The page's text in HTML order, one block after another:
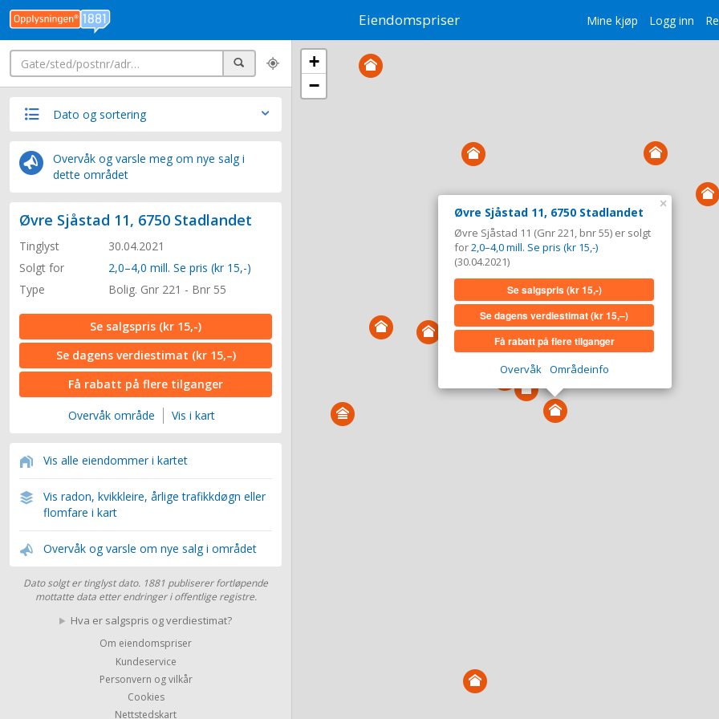
Mine kjøp Logg inn
Eiendomspriser
Søk
Dato og sortering
Overvåk og varsle meg om nye salg i
dette området
Øvre Sjåstad 11, 6750 Stadlandet
Tinglyst
30.04.2021
Solgt for
2,0–4,0 mill. Se pris (kr 15,-)
Type
Bolig. Gnr 221 - Bnr 55
Se salgspris (kr 15,-)
Se dagens verdiestimat (kr 15,–)
Få rabatt på flere tilganger
Overvåk område Vis i kart
Vis alle eiendommer i kartet
Vis radon, kvikkleire, årlige trafikkdøgn eller
flomfare i kart
Overvåk og varsle om nye salg i området
Dato solgt er tinglyst dato. 1881 publiserer fortløpende
mottatte data etter endringer i offentlige registre.
Hva er salgspris og verdiestimat?
Om eiendomspriser
Kundeservice
Personvern og vilkår
Cookies
Nettstedskart
Øvre Sjåstad 11, 6750 Stadlandet
Øvre Sjåstad 11 (Gnr 221, bnr 55) er solgt
for2,0–4,0 mill. Se pris (kr 15,-)
(30.04.2021)
Se salgspris(kr 15,-)
Se dagens verdiestimat(kr 15,–)
Få rabatt på flere tilganger
Overvåk Områdeinfo
×
+
−